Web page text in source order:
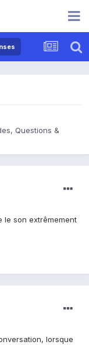
Questions &
le son extrêmement
lorsque